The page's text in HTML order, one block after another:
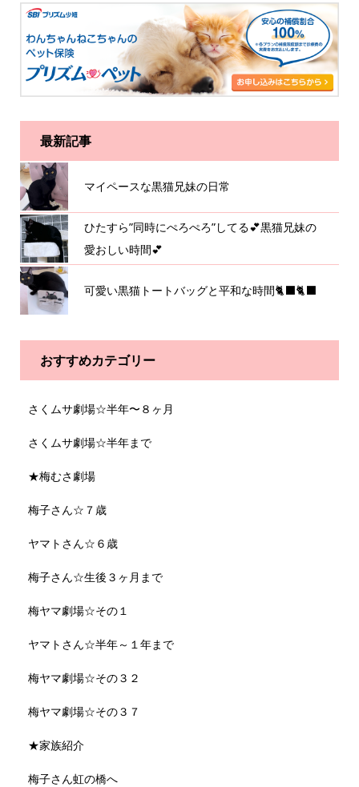
最新記事
マイペースな黒猫兄妹の日常
ひたすら”同時にぺろぺろ”してる💕黒猫兄妹の
愛おしい時間💕
可愛い黒猫トートバッグと平和な時間🐈‍⬛🐈‍⬛
おすすめカテゴリー
さくムサ劇場☆半年〜８ヶ月
さくムサ劇場☆半年まで
★梅むさ劇場
梅子さん☆７歳
ヤマトさん☆６歳
梅子さん☆生後３ヶ月まで
梅ヤマ劇場☆その１
ヤマトさん☆半年～１年まで
梅ヤマ劇場☆その３２
梅ヤマ劇場☆その３７
★家族紹介
梅子さん虹の橋へ